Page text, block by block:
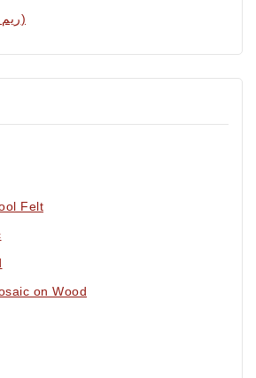
Reem Attieh (ريم عطية)
Felt
on Wood